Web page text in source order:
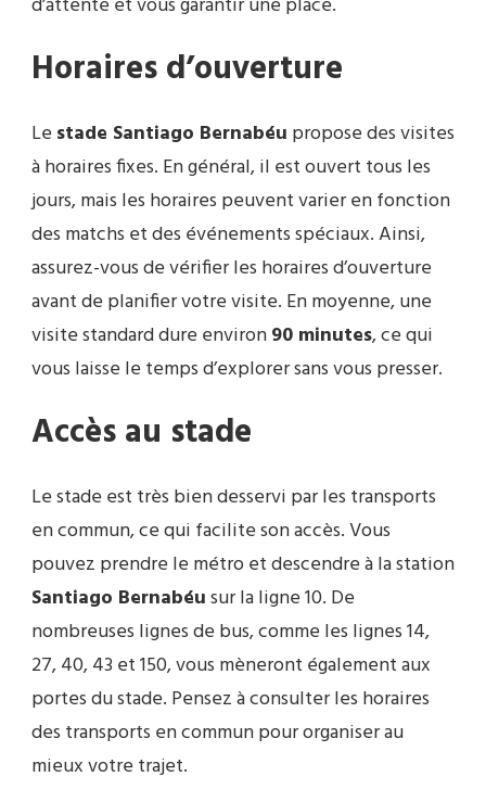
Horaires d’ouverture
Le stade Santiago Bernabéu propose des visites
à horaires fixes. En général, il est ouvert tous les
jours, mais les horaires peuvent varier en fonction
des matchs et des événements spéciaux. Ainsi,
assurez-vous de vérifier les horaires d’ouverture
avant de planifier votre visite. En moyenne, une
visite standard dure environ90 minutes, ce qui
vous laisse le temps d’explorer sans vous presser.
Accès au stade
Le stade est très bien desservi par les transports
en commun, ce qui facilite son accès. Vous
pouvez prendre le métro et descendre à la station
Santiago Bernabéusur la ligne 10. De
nombreuses lignes de bus, comme les lignes 14,
27, 40, 43 et 150, vous mèneront également aux
portes du stade. Pensez à consulter les horaires
des transports en commun pour organiser au
mieux votre trajet.